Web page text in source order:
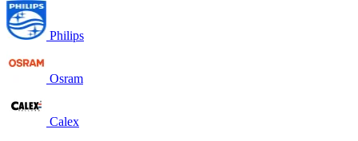
Philips
Osram
Calex